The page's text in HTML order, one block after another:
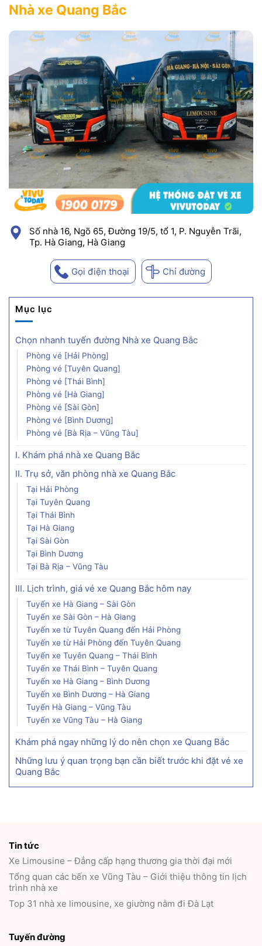
Nhà xe Quang Bắc
Số nhà 16, Ngõ 65, Đường 19/5, tổ 1, P. Nguyễn Trãi,
Tp. Hà Giang, Hà Giang
Gọi điện thoại Chỉ đường
Mục lục
Chọn nhanh tuyến đường Nhà xe Quang Bắc
Phòng vé [Hải Phòng]
Phòng vé [Tuyên Quang]
Phòng vé [Thái Bình]
Phòng vé [Hà Giang]
Phòng vé [Sài Gòn]
Phòng vé [Bình Dương]
Phòng vé [Bà Rịa – Vũng Tàu]
I. Khám phá nhà xe Quang Bắc
II. Trụ sở, văn phòng nhà xe Quang Bắc
Tại Hải Phòng
Tại Tuyên Quang
Tại Thái Bình
Tại Hà Giang
Tại Sài Gòn
Tại Bình Dương
Tại Bà Rịa – Vũng Tàu
III. Lịch trình, giá vé xe Quang Bắc hôm nay
Tuyến xe Hà Giang – Sài Gòn
Tuyến xe Sài Gòn – Hà Giang
Tuyến xe từ Tuyên Quang đến Hải Phòng
Tuyến xe từ Hải Phòng đến Tuyên Quang
Tuyến xe Tuyên Quang – Thái Bình
Tuyến xe Thái Bình – Tuyên Quang
Tuyến xe Hà Giang – Bình Dương
Tuyến xe Bình Dương – Hà Giang
Tuyến Hà Giang – Vũng Tàu
Tuyến xe Vũng Tàu – Hà Giang
Khám phá ngay những lý do nên chọn xe Quang Bắc
Những lưu ý quan trọng bạn cần biết trước khi đặt vé xe
Quang Bắc
Tin tức
Xe Limousine – Đẳng cấp hạng thương gia thời đại mới
Tổng quan các bến xe Vũng Tàu – Giới thiệu thông tin lịch
trình nhà xe
Top 31 nhà xe limousine, xe giường nằm đi Đà Lạt
Tuyến đường